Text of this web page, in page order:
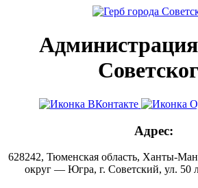
Администрация
Адрес:
628242, Тюменская область, Ханты-
округ — Югра, г. Советский, ул. 50